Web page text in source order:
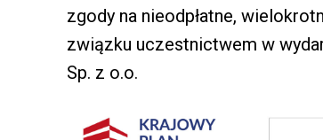
zgody na nieodpłatne,
związku uczestnictwem w
Sp. z o.o.